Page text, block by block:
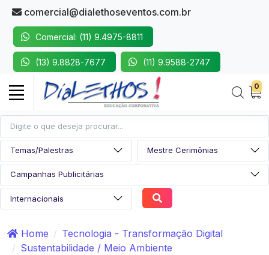
comercial@dialethoseventos.com.br
Comercial: (11) 9.4975-8811
(13) 9.8828-7677 (11) 9.9588-2747
0
Home
Tecnologia - Transformação Digital
Sustentabilidade / Meio Ambiente